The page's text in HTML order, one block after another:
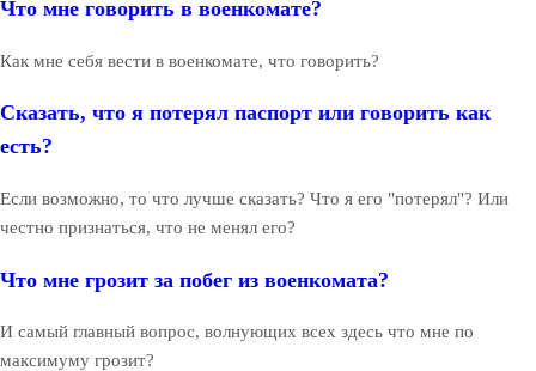
Что мне говорить в военкомате?
Как мне себя вести в военкомате, что говорить?
Сказать, что я потерял паспорт или говорить как
есть?
Если возможно, то что лучше сказать? Что я его "потерял"? Или
честно признаться, что не менял его?
Что мне грозит за побег из военкомата?
И самый главный вопрос, волнующих всех здесь что мне по
максимуму грозит?